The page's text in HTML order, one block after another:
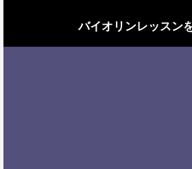
バイオリンレッスン